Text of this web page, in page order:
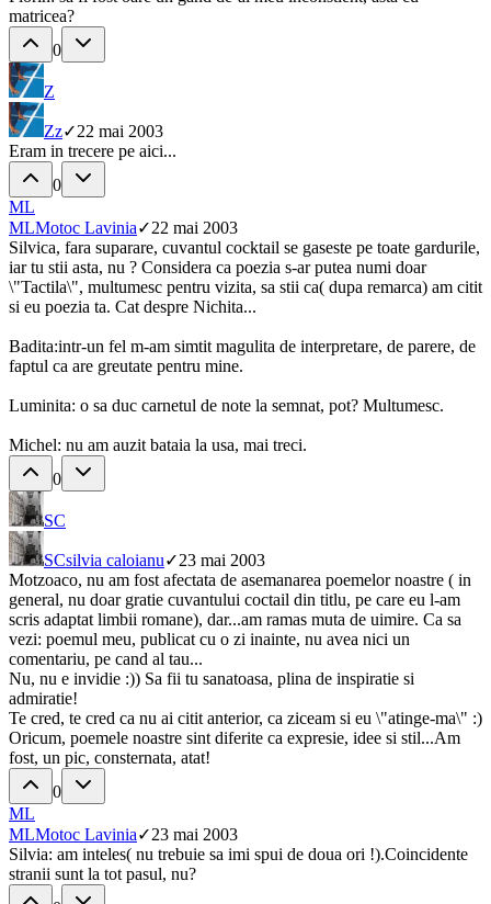
matricea?
0
Z
Zz✓22 mai 2003
Eram in trecere pe aici...
0
ML
MLMotoc Lavinia✓22 mai 2003
Silvica, fara suparare, cuvantul cocktail se gaseste pe toate gardurile,
iar tu stii asta, nu ? Considera ca poezia s-ar putea numi doar
\"Tactila\", multumesc pentru vizita, sa stii ca( dupa remarca) am citit
si eu poezia ta. Cat despre Nichita...
Badita:intr-un fel m-am simtit magulita de interpretare, de parere, de
faptul ca are greutate pentru mine.
Luminita: o sa duc carnetul de note la semnat, pot? Multumesc.
Michel: nu am auzit bataia la usa, mai treci.
0
SC
SCsilvia caloianu✓23 mai 2003
Motzoaco, nu am fost afectata de asemanarea poemelor noastre ( in
general, nu doar gratie cuvantului coctail din titlu, pe care eu l-am
scris adaptat limbii romane), dar...am ramas muta de uimire. Ca sa
vezi: poemul meu, publicat cu o zi inainte, nu avea nici un
comentariu, pe cand al tau...
Nu, nu e invidie :)) Sa fii tu sanatoasa, plina de inspiratie si
admiratie!
Te cred, te cred ca nu ai citit anterior, ca ziceam si eu \"atinge-ma\" :)
Oricum, poemele noastre sint diferite ca expresie, idee si stil...Am
fost, un pic, consternata, atat!
0
ML
MLMotoc Lavinia✓23 mai 2003
Silvia: am inteles( nu trebuie sa imi spui de doua ori !).Coincidente
stranii sunt la tot pasul, nu?